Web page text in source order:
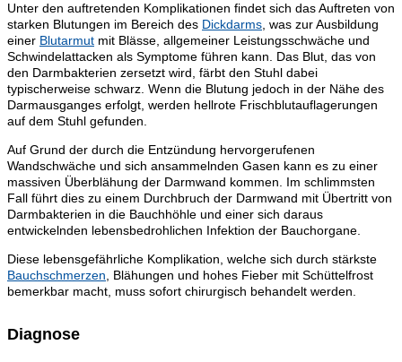
Unter den auftretenden Komplikationen findet sich das Auftreten von
starken Blutungen im Bereich des Dickdarms, was zur Ausbildung
einer Blutarmut mit Blässe, allgemeiner Leistungsschwäche und
Schwindelattacken als Symptome führen kann. Das Blut, das von
den Darmbakterien zersetzt wird, färbt den Stuhl dabei
typischerweise schwarz. Wenn die Blutung jedoch in der Nähe des
Darmausganges erfolgt, werden hellrote Frischblutauflagerungen
auf dem Stuhl gefunden.
Auf Grund der durch die Entzündung hervorgerufenen
Wandschwäche und sich ansammelnden Gasen kann es zu einer
massiven Überblähung der Darmwand kommen. Im schlimmsten
Fall führt dies zu einem Durchbruch der Darmwand mit Übertritt von
Darmbakterien in die Bauchhöhle und einer sich daraus
entwickelnden lebensbedrohlichen Infektion der Bauchorgane.
Diese lebensgefährliche Komplikation, welche sich durch stärkste
Bauchschmerzen, Blähungen und hohes Fieber mit Schüttelfrost
bemerkbar macht, muss sofort chirurgisch behandelt werden.
Diagnose